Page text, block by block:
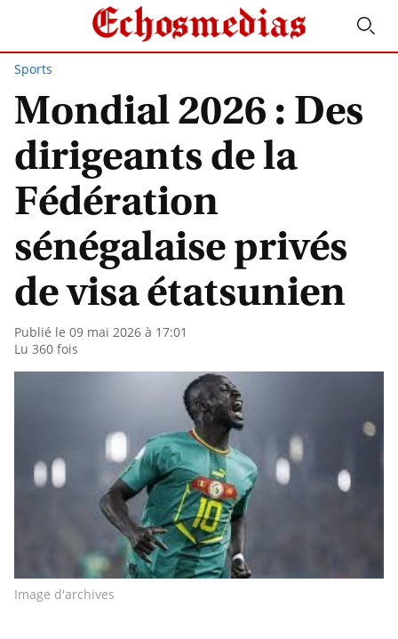
Sports
Mondial 2026 : Des
dirigeants de la
Fédération
sénégalaise privés
de visa étatsunien
Publié le 09 mai 2026 à 17:01
Lu 360 fois
Image d'archives